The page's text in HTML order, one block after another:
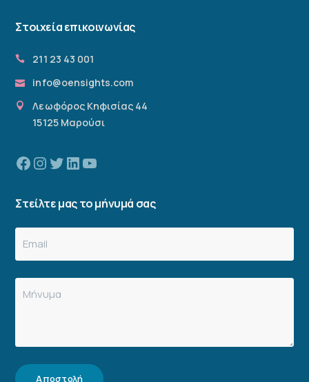
Στοιχεία επικοινωνίας
211 23 43 001
info@oensights.com
Λεωφόρος Κηφισίας 44
15125 Μαρούσι
Facebook
Instagram
TwitterLinkedinYouTube
Στείλτε μας το μήνυμά σας